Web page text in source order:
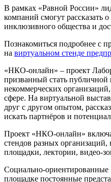
В рамках «Равной России»
компаний смогут рассказать
инклюзивного общества и
Познакомиться подробнее с
на виртуальном стенде
«НКО-онлайн» – проект
призванный стать
некоммерческих
сфере. На виртуальной
друг с другом опытом,
искать партнёров и
Проект «НКО-онлайн»
стендов разных
площадки, лектории, видео-
Социально-
площадке постоянные